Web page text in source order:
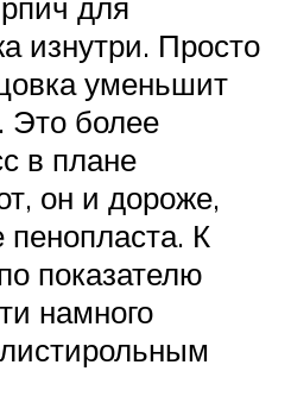
изнутри. Просто
уменьшит
Это более
в плане
он и дороже,
К
показателю
намного